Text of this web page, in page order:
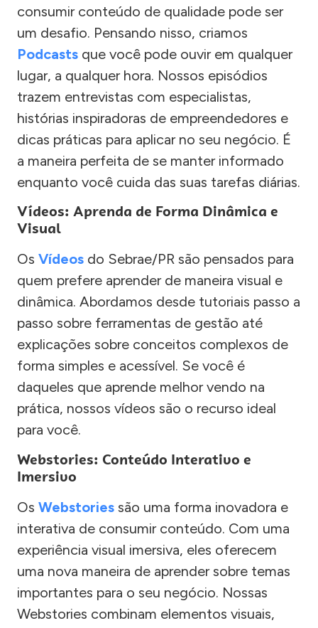
consumir conteúdo de qualidade pode ser
um desafio. Pensando nisso, criamos
Podcasts que você pode ouvir em qualquer
lugar, a qualquer hora. Nossos episódios
trazem entrevistas com especialistas,
histórias inspiradoras de empreendedores e
dicas práticas para aplicar no seu negócio. É
a maneira perfeita de se manter informado
enquanto você cuida das suas tarefas diárias.
Vídeos: Aprenda de Forma Dinâmica e
Visual
Os Vídeos do Sebrae/PR são pensados para
quem prefere aprender de maneira visual e
dinâmica. Abordamos desde tutoriais passo a
passo sobre ferramentas de gestão até
explicações sobre conceitos complexos de
forma simples e acessível. Se você é
daqueles que aprende melhor vendo na
prática, nossos vídeos são o recurso ideal
para você.
Webstories: Conteúdo Interativo e
Imersivo
Os Webstories são uma forma inovadora e
interativa de consumir conteúdo. Com uma
experiência visual imersiva, eles oferecem
uma nova maneira de aprender sobre temas
importantes para o seu negócio. Nossas
Webstories combinam elementos visuais,